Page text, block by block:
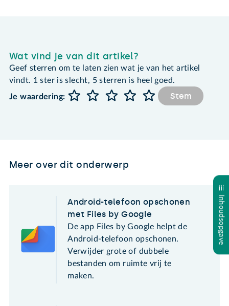
Inhoudsopgave
Wat vind je van dit artikel?
Geef sterren om te laten zien wat je van het artikel
vindt. 1 ster is slecht, 5 sterren is heel goed.
Je waardering:
Stem
Meer over dit onderwerp
Android-telefoon opschonen
met Files by Google
De app Files by Google helpt de
Android-telefoon opschonen.
Verwijder grote of dubbele
bestanden om ruimte vrij te
maken.